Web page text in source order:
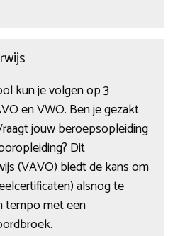
kun je volgen op 3
en VWO. Ben je gezakt
jouw beroepsopleiding
Dit
(VAVO) biedt de kans om
alsnog te
tempo met een